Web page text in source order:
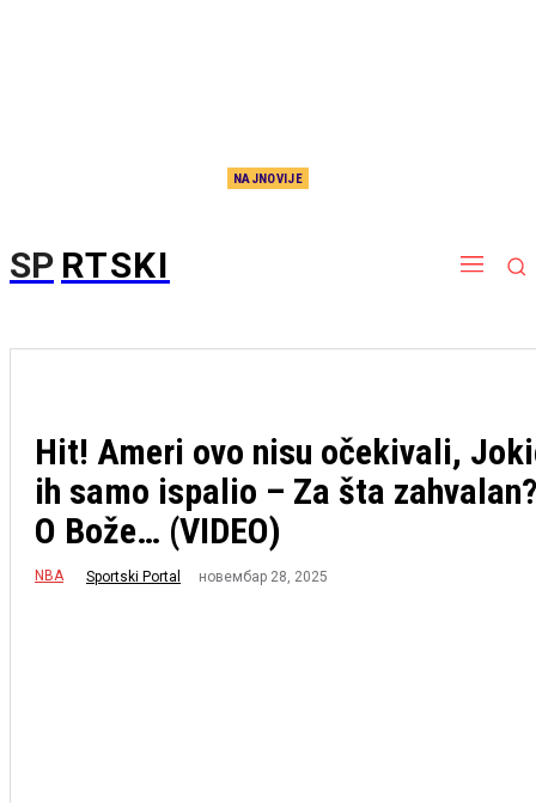
NAJNOVIJE
SP RTSKI
Hit! Ameri ovo nisu očekivali,
ih samo ispalio – Za šta
O Bože… (VIDEO)
NBA Sportski Portal новембар 28, 2025